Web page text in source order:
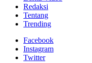
Redaksi
Tentang
Trending
Facebook
Instagram
Twitter